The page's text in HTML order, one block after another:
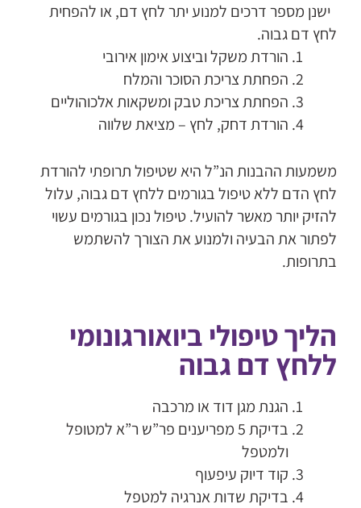
ישנן מספר דרכים למנוע יתר לחץ דם, או להפחית
לחץ דם גבוה.
הורדת משקל וביצוע אימון אירובי
הפחתת צריכת הסוכר והמלח
הפחתת צריכת טבק ומשקאות אלכוהוליים
הורדת דחק, לחץ – מציאת שלווה
משמעות ההבנות הנ”ל היא שטיפול תרופתי להורדת
לחץ הדם ללא טיפול בגורמים ללחץ דם גבוה, עלול
להזיק יותר מאשר להועיל. טיפול נכון בגורמים עשוי
לפתור את הבעיה ולמנוע את הצורך להשתמש
בתרופות.
הליך טיפולי ביואורגונומי
ללחץ דם גבוה
הגנת מגן דוד או מרכבה
בדיקת 5 מפריענים פר”ש ר”א למטופל
ולמטפל
קוד דיוק עיפעוף
בדיקת שדות אנרגיה למטפל